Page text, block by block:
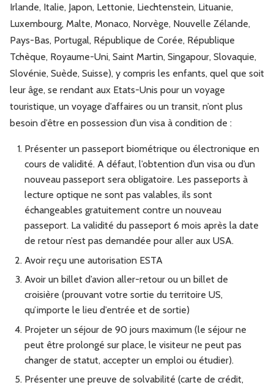
Irlande, Italie, Japon, Lettonie, Liechtenstein, Lituanie,
Luxembourg, Malte, Monaco, Norvège, Nouvelle Zélande,
Pays-Bas, Portugal, République de Corée, République
Tchèque, Royaume-Uni, Saint Martin, Singapour, Slovaquie,
Slovénie, Suède, Suisse), y compris les enfants, quel que soit
leur âge, se rendant aux Etats-Unis pour un voyage
touristique, un voyage d’affaires ou un transit, n’ont plus
besoin d’être en possession d’un visa à condition de :
Présenter un passeport biométrique ou électronique en
cours de validité. A défaut, l’obtention d’un visa ou d’un
nouveau passeport sera obligatoire. Les passeports à
lecture optique ne sont pas valables, ils sont
échangeables gratuitement contre un nouveau
passeport. La validité du passeport 6 mois après la date
de retour n’est pas demandée pour aller aux USA.
Avoir reçu une autorisation ESTA
Avoir un billet d’avion aller-retour ou un billet de
croisière (prouvant votre sortie du territoire US,
qu’importe le lieu d’entrée et de sortie)
Projeter un séjour de 90 jours maximum (le séjour ne
peut être prolongé sur place, le visiteur ne peut pas
changer de statut, accepter un emploi ou étudier).
Présenter une preuve de solvabilité (carte de crédit,